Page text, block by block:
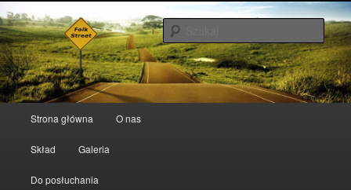
Folk Street
Przeskocz do tekstu
Przeskocz do widgetów
Strona główna O nas
Skład Galeria
Do posłuchania